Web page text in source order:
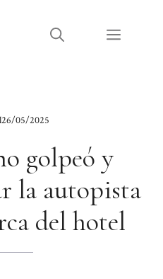
Menú
26/05/2025
golpeó y
la autopista
del hotel